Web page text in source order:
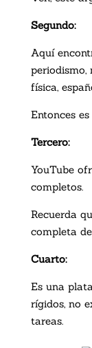
Segundo:
Aquí
periodismo,
física,
Entonces
Tercero:
YouTube
completos.
Recuerda
completa
Cuarto:
Es una
rígidos, no
tareas.